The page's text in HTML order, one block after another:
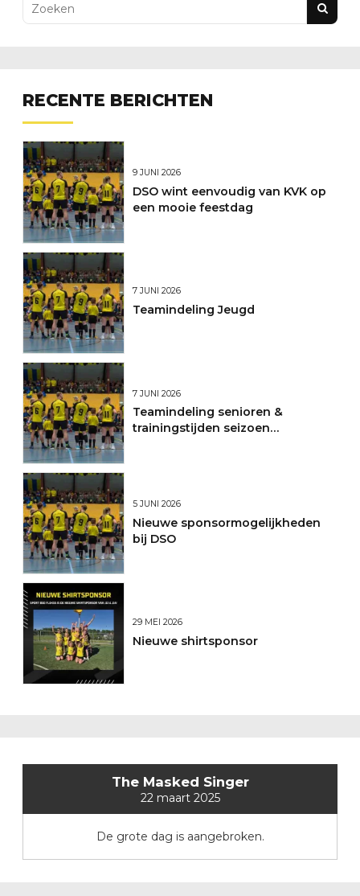
RECENTE BERICHTEN
9 JUNI 2026
DSO wint eenvoudig van KVK op
een mooie feestdag
7 JUNI 2026
Teamindeling Jeugd
7 JUNI 2026
Teamindeling senioren &
trainingstijden seizoen
5 JUNI 2026
Nieuwe sponsormogelijkheden
bij DSO
29 MEI 2026
Nieuwe shirtsponsor
The Masked Singer
22 maart 2025
De grote dag is aangebroken.